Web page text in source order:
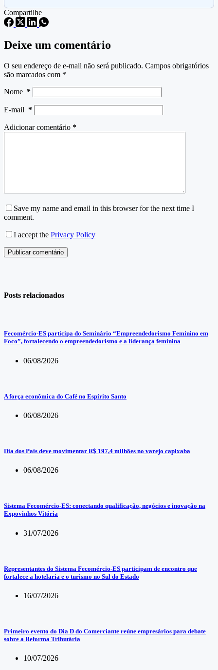
Compartilhe
Deixe um comentário
O seu endereço de e-mail não será publicado. Campos obrigatórios
são marcados com *
Nome *
E-mail *
Adicionar comentário *
Save my name and email in this browser for the next time I
comment.
I accept the Privacy Policy
Publicar comentário
Posts relacionados
Fecomércio-ES participa do Seminário “Empreendedorismo Feminino em
Foco”, fortalecendo o empreendedorismo e a liderança feminina
06/08/2026
A força econômica do Café no Espírito Santo
06/08/2026
Dia dos Pais deve movimentar R$ 197,4 milhões no varejo capixaba
06/08/2026
Sistema Fecomércio-ES: conectando qualificação, negócios e inovação na
Expovinhos Vitória
31/07/2026
Representantes do Sistema Fecomércio-ES participam de encontro que
fortalece a hotelaria e o turismo no Sul do Estado
16/07/2026
Primeiro evento do Dia D do Comerciante reúne empresários para debate
sobre a Reforma Tributária
10/07/2026